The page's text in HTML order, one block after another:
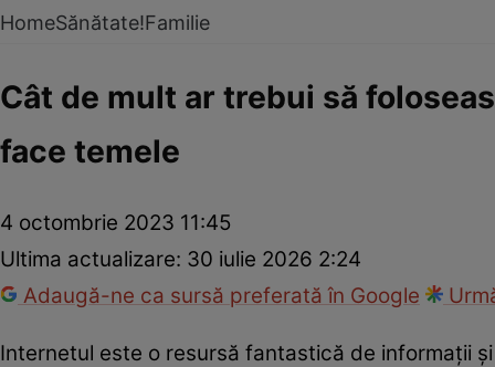
HomeSănătate!Familie
Cât de mult ar trebui să
face temele
4 octombrie 2023 11:45
Ultima actualizare: 30 iulie 2026 2:24
Adaugă-ne ca sursă preferată în Google
Internetul este o resursă fantastică de informații